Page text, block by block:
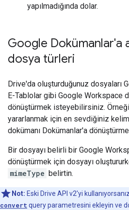
yapılmadığında dolar.
Google Dokümanlar'a
dosya türleri
Drive'da oluşturduğunuz dosyaları
E-Tablolar gibi Google Workspace
dönüştürmek isteyebilirsiniz.
yararlanmak için en sevdiğiniz
dokümanı Dokümanlar'a
Bir dosyayı belirli bir Google
dönüştürmek için dosyayı
mimeType belirtin.
Not: Eski Drive API v2'yi kullanıyorsanız
convert query parametresini ekleyin ve